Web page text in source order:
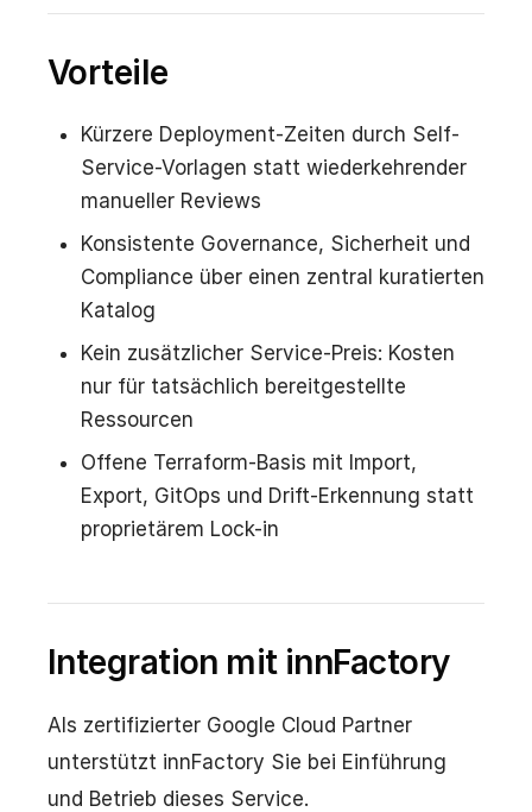
Vorteile
Kürzere Deployment-Zeiten durch Self-
Service-Vorlagen statt wiederkehrender
manueller Reviews
Konsistente Governance, Sicherheit und
Compliance über einen zentral kuratierten
Katalog
Kein zusätzlicher Service-Preis: Kosten
nur für tatsächlich bereitgestellte
Ressourcen
Offene Terraform-Basis mit Import,
Export, GitOps und Drift-Erkennung statt
proprietärem Lock-in
Integration mit innFactory
Als zertifizierter Google Cloud Partner
unterstützt innFactory Sie bei Einführung
und Betrieb dieses Service.